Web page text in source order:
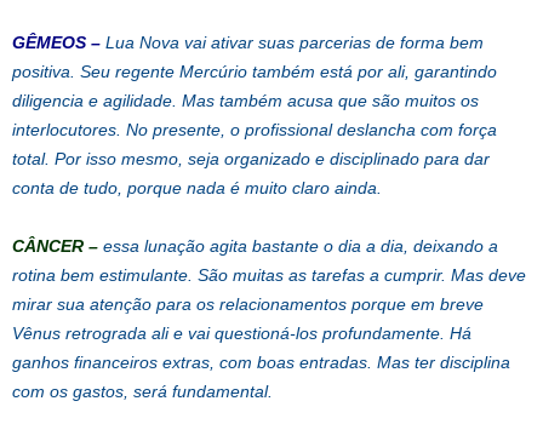
GÊMEOS – Lua Nova vai ativar suas parcerias de forma bem
positiva. Seu regente Mercúrio também está por ali, garantindo
diligencia e agilidade. Mas também acusa que são muitos os
interlocutores. No presente, o profissional deslancha com força
total. Por isso mesmo, seja organizado e disciplinado para dar
conta de tudo, porque nada é muito claro ainda.
CÂNCER – essa lunação agita bastante o dia a dia, deixando a
rotina bem estimulante. São muitas as tarefas a cumprir. Mas deve
mirar sua atenção para os relacionamentos porque em breve
Vênus retrograda ali e vai questioná-los profundamente. Há
ganhos financeiros extras, com boas entradas. Mas ter disciplina
com os gastos, será fundamental.